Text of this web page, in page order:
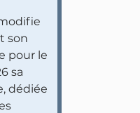
son
pour le
sa
dédiée